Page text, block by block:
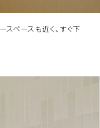
ペースも近く、すぐ下